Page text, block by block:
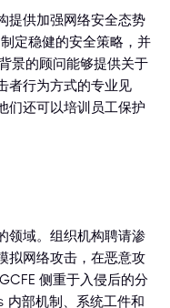
提供加强网络安全态势
定稳健的安全策略，并
景的顾问能够提供关于
者行为方式的专业见
们还可以培训员工保护
领域。组织机构聘请渗
拟网络攻击，在恶意攻
侧重于入侵后的分
内部机制、系统工件和